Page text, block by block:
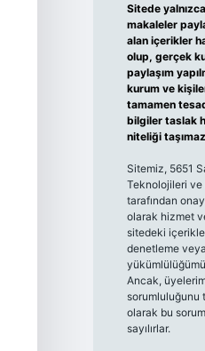
Sitede
makaleler
alan içerikler
olup, gerçek
paylaşım
kurum ve
tamamen
bilgiler taslak
niteliği
Sitemiz, 5651
Teknolojileri ve
tarafından
olarak hizmet
sitedeki
denetleme
Ancak,
sorumluluğunu
olarak bu
sayılırlar.